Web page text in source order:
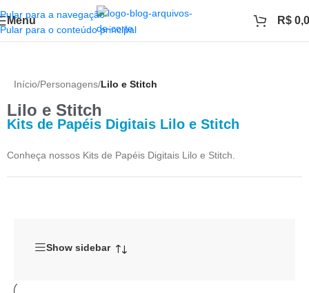
Pular para a navegação
Pular para o conteúdo principal
Menu R$
Início/Personagens/Lilo e Stitch
Lilo e Stitch
Kits de Papéis Digitais Lilo e Stitch
Conheça nossos Kits de Papéis Digitais Lilo e Stitch.
Show sidebar